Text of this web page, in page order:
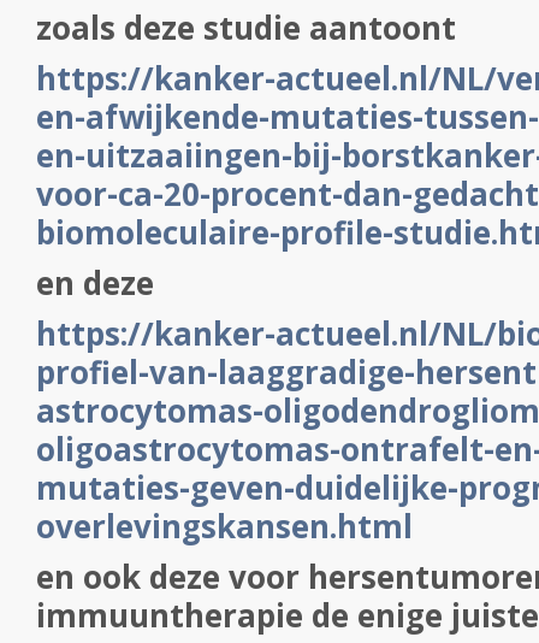
zoals deze studie aantoont
https://kanker-actueel.nl/NL/
en-afwijkende-mutaties-
en-uitzaaiingen-bij-
voor-ca-20-procent-dan-
biomoleculaire-profile-
en deze
https://kanker-actueel.nl/NL/
profiel-van-laaggradige-
astrocytomas-
oligoastrocytomas-ontrafelt-
mutaties-geven-duidelijke-
overlevingskansen.html
en ook deze voor
immuuntherapie de enige